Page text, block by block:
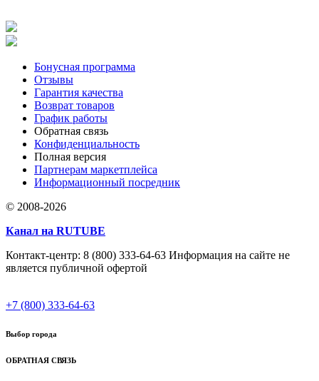
Бонусная программа
Отзывы
Гарантия качества
Возврат товаров
График работы
Обратная связь
Конфиденциальность
Полная версия
Партнерам маркетплейса
Информационный посредник
© 2008-2026
Канал на RUTUBE
Контакт-центр: 8 (800) 333-64-63 Информация на сайте не
является публичной офертой
+7 (800) 333-64-63
Выбор города
ОБРАТНАЯ СВЯЗЬ